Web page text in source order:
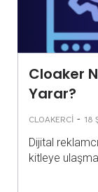
Cloaker
Yarar?
CLOAKERCI - 18
Dijital
kitleye